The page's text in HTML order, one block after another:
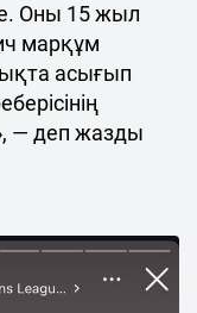
Оны 15 жыл
марқұм
асығып
— деп жазды